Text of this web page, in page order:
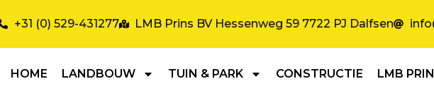
+31 (0) 529-431277 LMB Prins BV Hessenweg 59 7722 PJ Dalfsen
HOME LANDBOUW TUIN & PARK CONSTRUCTIE LMB